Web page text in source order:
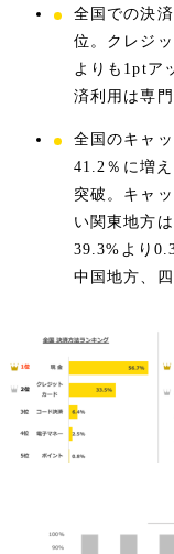
全国での決
位。クレジ
よりも1ptア
済利用は専
全国のキャ
41.2％に増
突破。キャ
い関東地方
39.3%より
中国地方、